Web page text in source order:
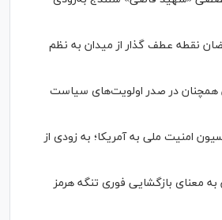
نقطه عطف گذار از میدان به نظم
همچنان در صدر اولویت‌های سیاست
امنیت ملی به آمریکا؛ به زودی از
به معنای بازگشایی فوری تنگه هرمز